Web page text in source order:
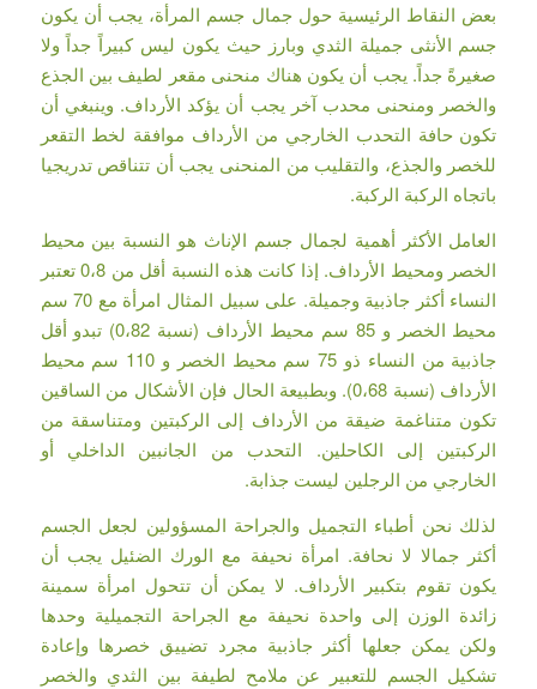
بعض النقاط الرئيسية حول جمال جسم المرأة، يجب أن يكون
جسم الأنثى جميلة الثدي وبارز حيث يكون ليس كبيراً جداً ولا
صغيرةً جداً. يجب أن يكون هناك منحنى مقعر لطيف بين الجذع
والخصر ومنحنى محدب آخر يجب أن يؤكد الأرداف. وينبغي أن
تكون حافة التحدب الخارجي من الأرداف موافقة لخط التقعر
للخصر والجذع، والتقليب من المنحنى يجب أن تتناقص تدريجيا
باتجاه الركبة الركبة.
العامل الأكثر أهمية لجمال جسم الإناث هو النسبة بين محيط
الخصر ومحيط الأرداف. إذا كانت هذه النسبة أقل من 0،8 تعتبر
النساء أكثر جاذبية وجميلة. على سبيل المثال امرأة مع 70 سم
محيط الخصر و 85 سم محيط الأرداف (نسبة 0،82) تبدو أقل
جاذبية من النساء ذو 75 سم محيط الخصر و 110 سم محيط
الأرداف (نسبة 0،68). وبطبيعة الحال فإن الأشكال من الساقين
تكون متناغمة ضيقة من الأرداف إلى الركبتين ومتناسقة من
الركبتين إلى الكاحلين. التحدب من الجانبين الداخلي أو
الخارجي من الرجلين ليست جذابة.
لذلك نحن أطباء التجميل والجراحة المسؤولين لجعل الجسم
أكثر جمالا لا نحافة. امرأة نحيفة مع الورك الضئيل يجب أن
يكون تقوم بتكبير الأرداف. لا يمكن أن تتحول امرأة سمينة
زائدة الوزن إلى واحدة نحيفة مع الجراحة التجميلية وحدها
ولكن يمكن جعلها أكثر جاذبية مجرد تضييق خصرها وإعادة
تشكيل الجسم للتعبير عن ملامح لطيفة بين الثدي والخصر